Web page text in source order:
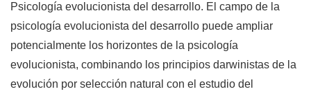
Psicología evolucionista del desarrollo. El campo de la
psicología evolucionista del desarrollo puede ampliar
potencialmente los horizontes de la psicología
evolucionista, combinando los principios darwinistas de la
evolución por selección natural con el estudio del